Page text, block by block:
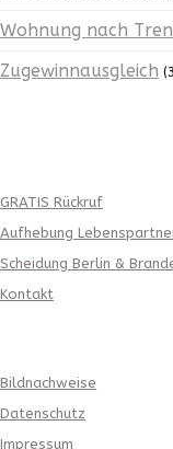
Wohnung nach
Zugewinnausgleich
GRATIS Rückruf
Aufhebung
Scheidung Berlin &
Kontakt
Bildnachweise
Datenschutz
Impressum